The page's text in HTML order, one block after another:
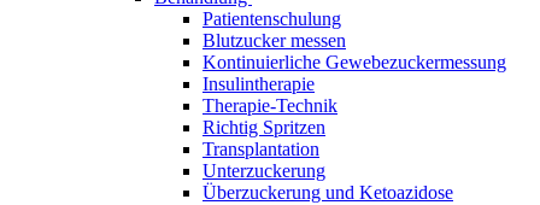
Patientenschulung
Blutzucker messen
Kontinuierliche Gewebezuckermessung
Insulintherapie
Therapie-Technik
Richtig Spritzen
Transplantation
Unterzuckerung
Überzuckerung und Ketoazidose